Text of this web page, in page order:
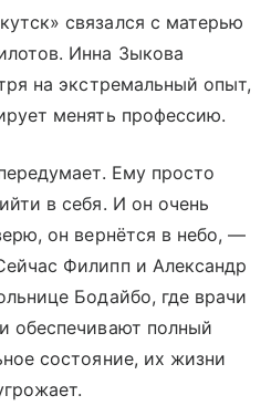
связался с матерью
Инна Зыкова
на экстремальный опыт,
менять профессию.
Ему просто
в себя. И он очень
он вернётся в небо, —
Филипп и Александр
Бодайбо, где врачи
обеспечивают полный
состояние, их жизни